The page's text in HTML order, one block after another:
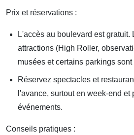
Prix et réservations :
L'accès au boulevard est gratuit.
attractions (High Roller,
musées et certains parkings sont
Réservez spectacles et
l'avance, surtout en week-end et
événements.
Conseils pratiques :